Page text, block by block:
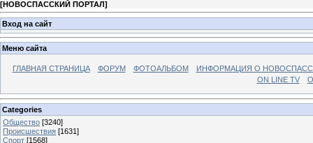
[НОВОСПАССКИЙ ПОРТАЛ]
Вход на сайт
Меню сайта
ГЛАВНАЯ СТРАНИЦА ФОРУМ ФОТОАЛЬБОМ
ИНФОРМАЦИЯ О
ON LINE TV
Categories
Общество [3240]
Происшествия [1631]
Спорт [1568]